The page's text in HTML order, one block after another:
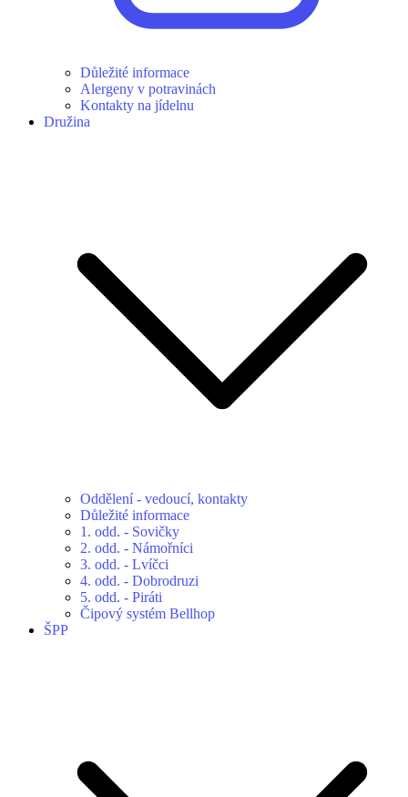
Důležité informace
Alergeny v potravinách
Kontakty na jídelnu
Družina
Oddělení - vedoucí, kontakty
Důležité informace
1. odd. - Sovičky
2. odd. - Námořníci
3. odd. - Lvíčci
4. odd. - Dobrodruzi
5. odd. - Piráti
Čipový systém Bellhop
ŠPP